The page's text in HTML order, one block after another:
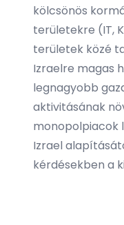
kölcsönös
területekre (IT,
területek közé
Izraelre magas
legnagyobb
aktivitásának
monopolpiacok
Izrael
kérdésekben a